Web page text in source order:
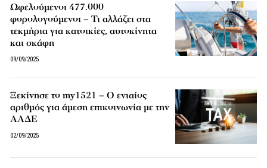
Ωφελούμενοι 477.000
φορολογούμενοι – Τι αλλάζει στα
τεκμήρια για κατοικίες, αυτοκίνητα
και σκάφη
09/09/2025
Ξεκίνησε το my1521 – Ο ενιαίος
αριθμός για άμεση επικοινωνία με την
ΑΑΔΕ
02/09/2025